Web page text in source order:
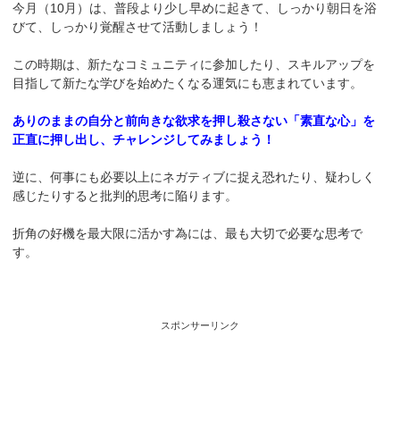
今月（10月）は、普段より少し早めに起きて、しっかり朝日を浴
びて、しっかり覚醒させて活動しましょう！
この時期は、新たなコミュニティに参加したり、スキルアップを
目指して新たな学びを始めたくなる運気にも恵まれています。
ありのままの自分と前向きな欲求を押し殺さない「素直な心」を
正直に押し出し、チャレンジしてみましょう！
逆に、何事にも必要以上にネガティブに捉え恐れたり、疑わしく
感じたりすると批判的思考に陥ります。
折角の好機を最大限に活かす為には、最も大切で必要な思考で
す。
スポンサーリンク